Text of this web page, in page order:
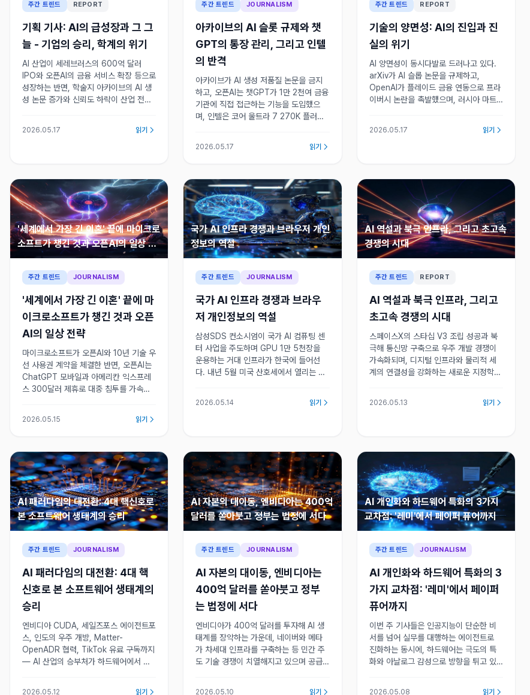
주간 트렌드 REPORT
기획 기사: AI의 급성장과 그 그
늘 - 기업의 승리, 학계의 위기
AI 산업이 세레브러스의 600억 달러
IPO와 오픈AI의 금융 서비스 확장 등으로
성장하는 반면, 학술지 아카이브의 AI 생
성 논문 증가와 신뢰도 하락이 산업 전반
2026.05.17 읽기
주간 트렌드 JOURNALISM
아카이브의 AI 슬롯 규제와 챗
GPT의 통장 관리, 그리고 인텔
의 반격
아카이브가 AI 생성 저품질 논문을 금지
하고, 오픈AI는 챗GPT가 1만 2천여 금융
기관에 직접 접근하는 기능을 도입했으
며, 인텔은 코어 울트라 7 270K 플러스
이 동시에 전개되며 판이 바뀌고 있다.
2026.05.17 읽기
주간 트렌드 REPORT
기술의 양면성: AI의 진입과 진
실의 위기
AI 양면성이 동시다발로 드러나고 있다.
arXiv가 AI 슬롭 논문을 규제하고,
OpenAI가 플레이드 금융 연동으로 프라
이버시 논란을 촉발했으며, 러시아 마트
센터 투자를 확대하고 있다.
2026.05.17 읽기
'세계에서 가장 긴 이혼' 끝에 마이크로
소프트가 챙긴 것과 오픈AI의 일상 전
략
주간 트렌드 JOURNALISM
'세계에서 가장 긴 이혼' 끝에 마
이크로소프트가 챙긴 것과 오픈
AI의 일상 전략
마이크로소프트가 오픈AI와 10년 기술 우
선 사용권 계약을 체결한 반면, 오픈AI는
ChatGPT 모바일과 아메리칸 익스프레
스 300달러 제휴로 대중 침투를 가속화
2026.05.15 읽기
국가 AI 인프라 경쟁과 브라우저 개인
정보의 역설
주간 트렌드 JOURNALISM
국가 AI 인프라 경쟁과 브라우
저 개인정보의 역설
삼성SDS 컨소시엄이 국가 AI 컴퓨팅 센
터 사업을 주도하며 GPU 1만 5천장을
운용하는 거대 인프라가 한국에 들어선
다. 내년 5월 미국 산호세에서 열리는 물
2026.05.14 읽기
AI 역설과 북극 인프라, 그리고 초고속
경쟁의 시대
주간 트렌드 REPORT
AI 역설과 북극 인프라, 그리고
초고속 경쟁의 시대
스페이스X의 스타십 V3 조립 성공과 북
극해 통신망 구축으로 우주 개발 경쟁이
가속화되며, 디지털 인프라와 물리적 세
계의 연결성을 강화하는 새로운 지정학적
2026.05.13 읽기
AI 패러다임의 대전환: 4대 핵신호로
본 소프트웨어 생태계의 승리
주간 트렌드 JOURNALISM
AI 패러다임의 대전환: 4대 핵
신호로 본 소프트웨어 생태계의
승리
엔비디아 CUDA, 세일즈포스 에이전트포
스, 인도의 우주 개방, Matter-
OpenADR 협력, TikTok 유료 구독까지
— AI 산업의 승부처가 하드웨어에서 소
2026.05.12 읽기
AI 자본의 대이동, 엔비디아는 400억
달러를 쏟아붓고 정부는 법정에 서다
주간 트렌드 JOURNALISM
AI 자본의 대이동, 엔비디아는
400억 달러를 쏟아붓고 정부
는 법정에 서다
엔비디아가 400억 달러를 투자해 AI 생
태계를 장악하는 가운데, 네이버와 메타
가 차세대 인프라를 구축하는 등 민간 주
도 기술 경쟁이 치열해지고 있으며 공급
2026.05.10 읽기
AI 개인화와 하드웨어 특화의 3가지
교차점: '레미'에서 페이퍼 퓨어까지
주간 트렌드 JOURNALISM
AI 개인화와 하드웨어 특화의 3
가지 교차점: '레미'에서 페이퍼
퓨어까지
이번 주 기사들은 인공지능이 단순한 비
서를 넘어 실무를 대행하는 에이전트로
진화하는 동시에, 하드웨어는 극도의 특
화와 아날로그 감성으로 방향을 튀고 있
2026.05.08 읽기